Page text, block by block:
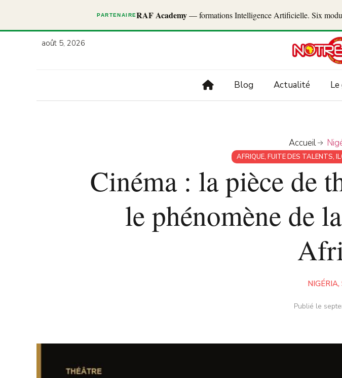
PARTENAIRERAF Academy— formations Intelligence Artificielle. Six
août 5, 2026
Blog Actualité
Accueil
AFRIQUE, FUITE DES TALENTS,
Cinéma : la pièce de
le phénomène de
NIGÉRIA,
Publié le